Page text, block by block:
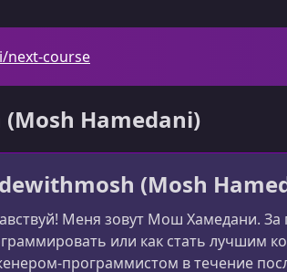
next-course
Hamedani)
(Mosh
Меня зовут Мош Хамедани. За
или как стать лучшим
программистом в течение